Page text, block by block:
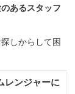
あるスタッフ
しからして困
レンジャーに